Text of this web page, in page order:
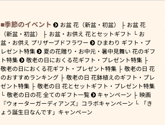
季節のイベント お盆 花（新盆・初盆）
お盆 花
（新盆・初盆）
お盆・お供え 花とセットギフト
お
盆・お供え プリザーブドフラワー
ひまわり ギフト・プ
レゼント特集
夏の花贈り・お中元・暑中見舞い 花のギフ
ト特集
敬老の日におくる花ギフト・プレゼント特集
敬老の日におくる花ギフト・プレゼント特集
敬老の日 花
のおすすめランキング
敬老の日 花鉢植えのギフト・プレ
ゼント特集
敬老の日 花とセットギフト・プレゼント特集
敬老の日の花 全てのギフト一覧
キャンペーン
映画
『ウォーターガーディアンズ』コラボキャンペーン
「き
ょう誕生日なんです」キャンペーン